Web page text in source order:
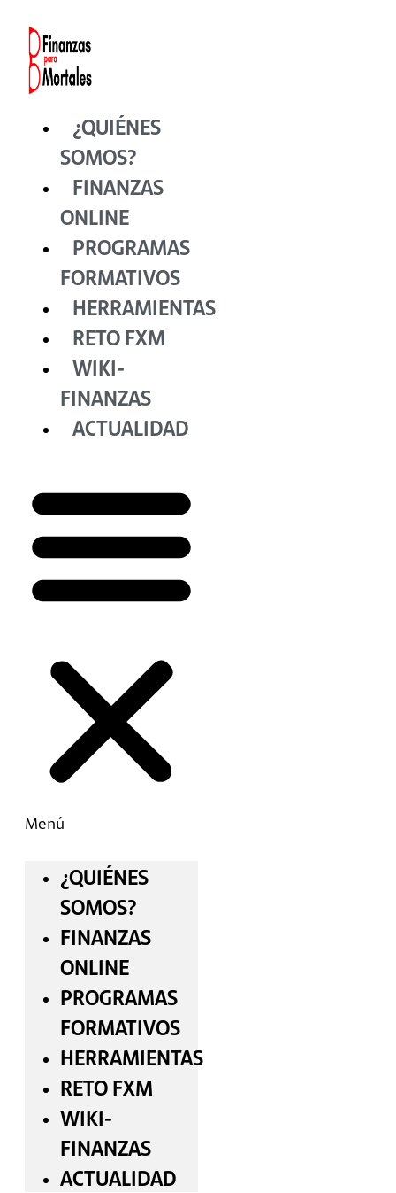
contenido
¿QUIÉNES
SOMOS?
FINANZAS
ONLINE
PROGRAMAS
FORMATIVOS
HERRAMIENTAS
RETO FXM
WIKI-
FINANZAS
ACTUALIDAD
Menú
¿QUIÉNES
SOMOS?
FINANZAS
ONLINE
PROGRAMAS
FORMATIVOS
HERRAMIENTAS
RETO FXM
WIKI-
FINANZAS
ACTUALIDAD